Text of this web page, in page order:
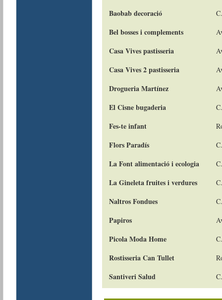
Baobab decoració
Bel bosses i complements
Casa Vives pastisseria
Casa Vives 2 pastisseria
Drogueria Martínez
El Cisne bugaderia
Fes-te infant
Flors Paradís
La Font alimentació i ecologia
La Gineleta fruites i verdures
Naltros Fondues
Papiros
Picola Moda Home
Rostisseria Can Tullet
Santiveri Salud